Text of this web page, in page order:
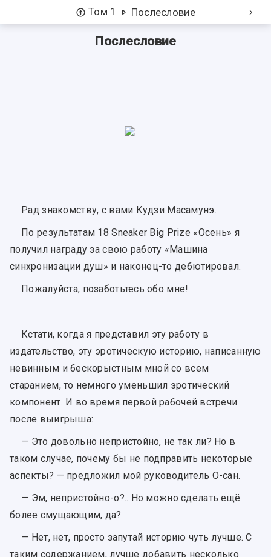
Том 1 Послесловие
Послесловие
Рад знакомству, с вами Кудзи Масамунэ.
По результатам 18 Sneaker Big Prize «Осень» я
получил награду за свою работу «Машина
синхронизации душ» и наконец-то дебютировал.
Пожалуйста, позаботьтесь обо мне!
Кстати, когда я представил эту работу в
издательство, эту эротическую историю, написанную
невинным и бескорыстным мной со всем
старанием, то немного уменьшил эротический
компонент. И во время первой рабочей встречи
после выигрыша:
— Это довольно непристойно, не так ли? Но в
таком случае, почему бы не подправить некоторые
аспекты? — предложил мой руководитель О-сан.
— Эм, непристойно-о?.. Но можно сделать ещё
более смущающим, да?
— Нет, нет, просто запутай историю чуть лучше. С
таким содержанием, лучше добавить несколько